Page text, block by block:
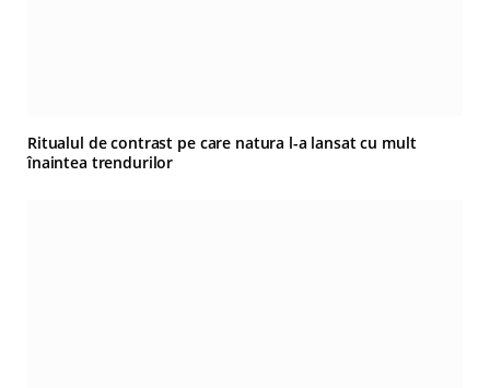
Ritualul de contrast pe care natura l-a lansat cu mult
înaintea trendurilor